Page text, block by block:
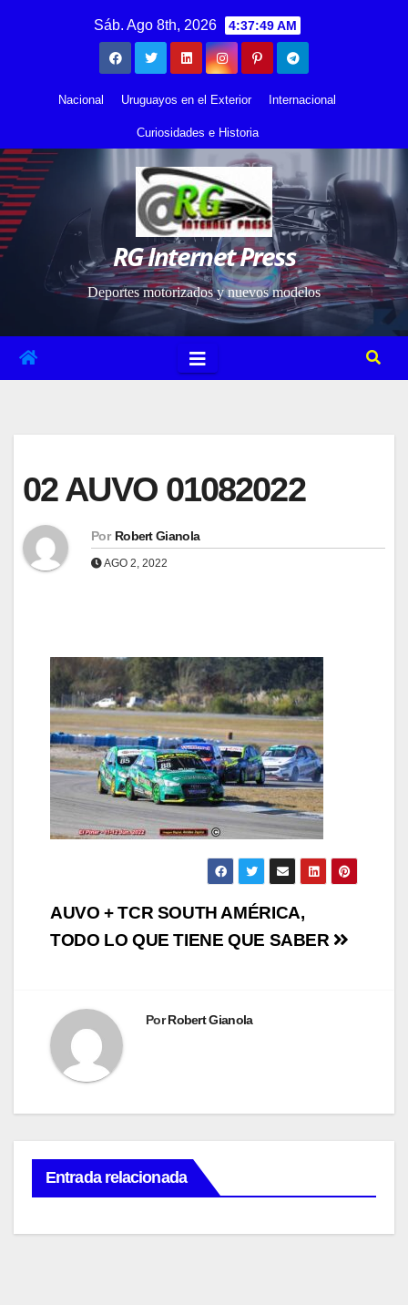
Sáb. Ago 8th, 2026 4:37:49 AM
Nacional Uruguayos en el Exterior Internacional
Curiosidades e Historia
RG Internet Press
Deportes motorizados y nuevos modelos
02 AUVO 01082022
Por Robert Gianola
AGO 2, 2022
Navegación
de
AUVO + TCR SOUTH AMÉRICA,
TODO LO QUE TIENE QUE SABER
PorRobert Gianola
Entrada relacionada